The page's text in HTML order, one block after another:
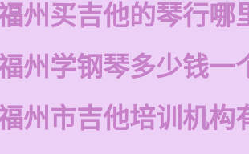
州买吉他的琴行哪
州学钢琴多少钱一
州市吉他培训机构